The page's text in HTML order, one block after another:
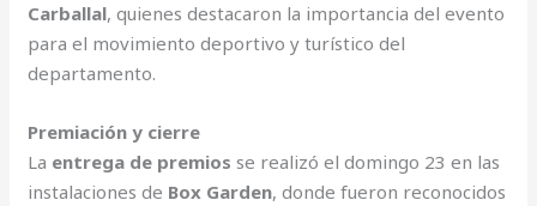
Carballal, quienes destacaron la importancia del evento
para el movimiento deportivo y turístico del
departamento.
Premiación y cierre
La entrega de premios se realizó el domingo 23 en las
instalaciones de Box Garden, donde fueron reconocidos